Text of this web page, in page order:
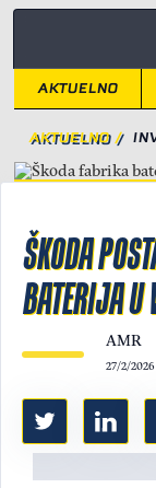
AKTUELNO
AKTUELNO /
ŠKODA
BATERIJA U
AMR
27/2/2026